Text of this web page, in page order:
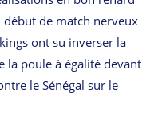
début de match nerveux
ont su inverser la
la poule à égalité devant
le Sénégal sur le